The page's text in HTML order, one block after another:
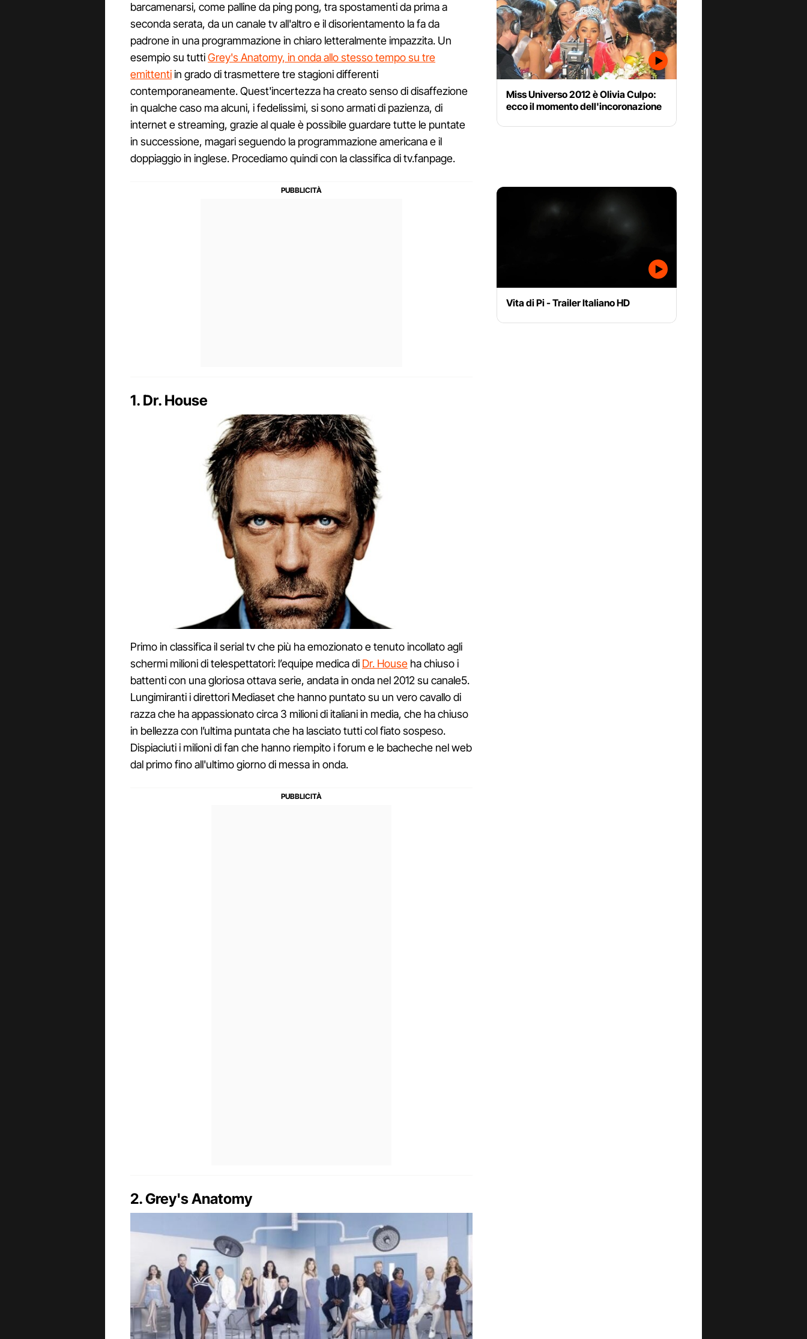
barcamenarsi, come palline da ping pong, tra spostamenti da prima a
seconda serata, da un canale tv all'altro e il disorientamento la fa da
padrone in una programmazione in chiaro letteralmente impazzita. Un
esempio su tuttiGrey's Anatomy, in onda allo stesso tempo su tre
emittentiin grado di trasmettere tre stagioni differenti
contemporaneamente. Quest'incertezza ha creato senso di disaffezione
in qualche caso ma alcuni, i fedelissimi, si sono armati di pazienza, di
internet e streaming, grazie al quale è possibile guardare tutte le puntate
in successione, magari seguendo la programmazione americana e il
doppiaggio in inglese. Procediamo quindi con la classifica di tv.fanpage.
1. Dr. House
Primo in classifica il serial tv che più ha emozionato e tenuto incollato agli
schermi milioni di telespettatori: l’equipe medica di Dr. House ha chiuso i
battenti con una gloriosa ottava serie, andata in onda nel 2012 su canale5.
Lungimiranti i direttori Mediaset che hanno puntato su un vero cavallo di
razza che ha appassionato circa 3 milioni di italiani in media, che ha chiuso
in bellezza con l’ultima puntata che ha lasciato tutti col fiato sospeso.
Dispiaciuti i milioni di fan che hanno riempito i forum e le bacheche nel web
dal primo fino all'ultimo giorno di messa in onda.
2. Grey's Anatomy
Miss Universo 2012 è Olivia Culpo:
ecco il momento dell'incoronazione
Vita di Pi - Trailer Italiano HD